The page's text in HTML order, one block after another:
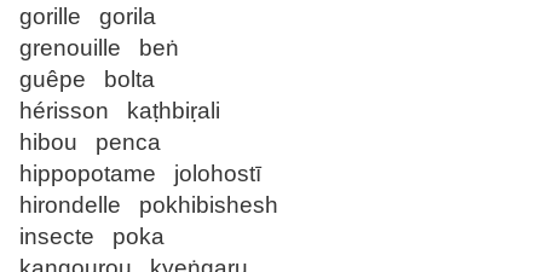
gorille gorila
grenouille beṅ
guêpe bolta
hérisson kaṭhbiṛali
hibou penca
hippopotame jolohostī
hirondelle pokhibishesh
insecte poka